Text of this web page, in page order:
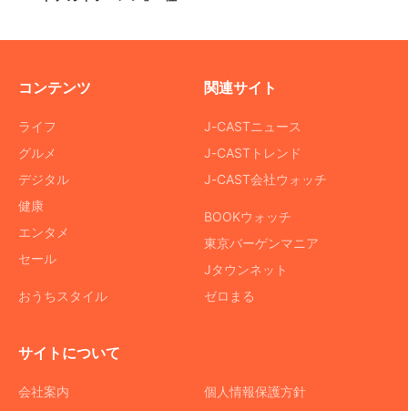
コンテンツ
ライフ
グルメ
デジタル
健康
エンタメ
セール
おうちスタイル
関連サイト
J-CASTニュース
J-CASTトレンド
J-CAST会社ウォッチ
BOOKウォッチ
東京バーゲンマニア
Jタウンネット
ゼロまる
サイトについて
会社案内
個人情報保護方針